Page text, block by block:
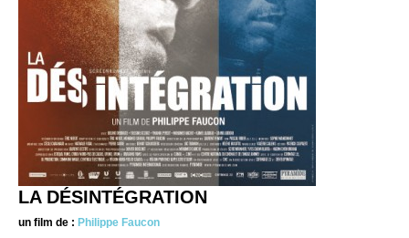
LA DÉSINTÉGRATION
un film de : Philippe Faucon